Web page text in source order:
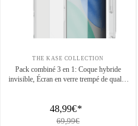
THE KASE COLLECTION
Pack combiné 3 en 1: Coque hybride
invisible, Écran en verre trempé de qualité
Transparente
48,99€*
69,99€